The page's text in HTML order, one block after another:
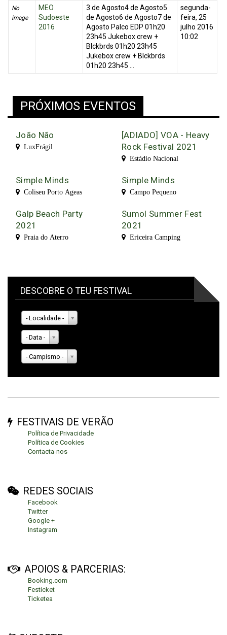
No
image
MEO
Sudoeste
2016
3 de Agosto4 de Agosto5
de Agosto6 de Agosto7 de
Agosto Palco EDP 01h20
23h45 Jukebox crew +
Blckbrds 01h20 23h45
Jukebox crew + Blckbrds
01h20 23h45 ...
segunda-
feira, 25
julho 2016
10:02
PRÓXIMOS EVENTOS
João Não
LuxFrágil
[ADIADO] VOA - Heavy
Rock Festival 2021
Estádio Nacional
Simple Minds
Coliseu Porto Ageas
Simple Minds
Campo Pequeno
Galp Beach Party
2021
Praia do Aterro
Sumol Summer Fest
2021
Ericeira Camping
DESCOBRE O TEU FESTIVAL
- Localidade -
- Data -
- Campismo -
FESTIVAIS DE VERÃO
Política de Privacidade
Política de Cookies
Contacta-nos
REDES SOCIAIS
Facebook
Twitter
Google +
Instagram
APOIOS & PARCERIAS:
Booking.com
Festicket
Ticketea